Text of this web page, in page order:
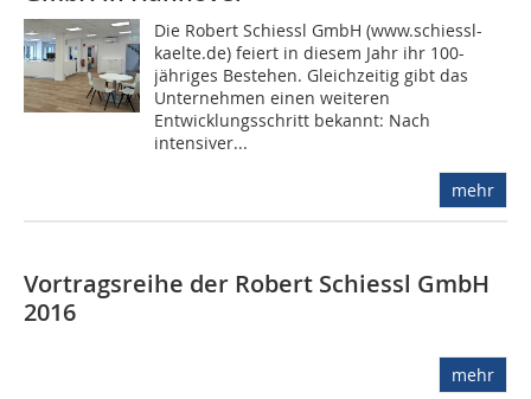
Die Robert Schiessl GmbH (www.schiessl-
kaelte.de) feiert in diesem Jahr ihr 100-
jähriges Bestehen. Gleichzeitig gibt das
Unternehmen einen weiteren
Entwicklungsschritt bekannt: Nach
intensiver...
mehr
Vortragsreihe der Robert Schiessl GmbH
2016
mehr